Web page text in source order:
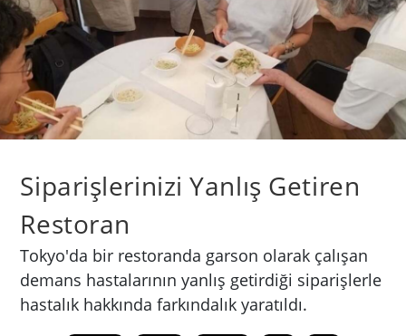
Siparişlerinizi Yanlış Getiren
Restoran
Tokyo'da bir restoranda garson olarak çalışan
demans hastalarının yanlış getirdiği siparişlerle
hastalık hakkında farkındalık yaratıldı.